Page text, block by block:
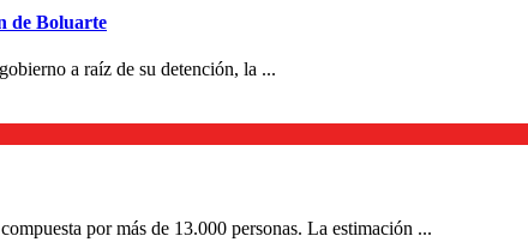
de Boluarte
a raíz de su detención, la ...
por más de 13.000 personas. La estimación ...